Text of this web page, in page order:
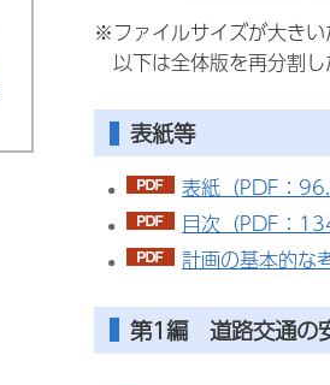
※ファイルサイズが大きい
以下は全体版を再分割し
表紙等
表紙（PDF：
目次（PDF：
計画の基本的な
第1編 道路交通の